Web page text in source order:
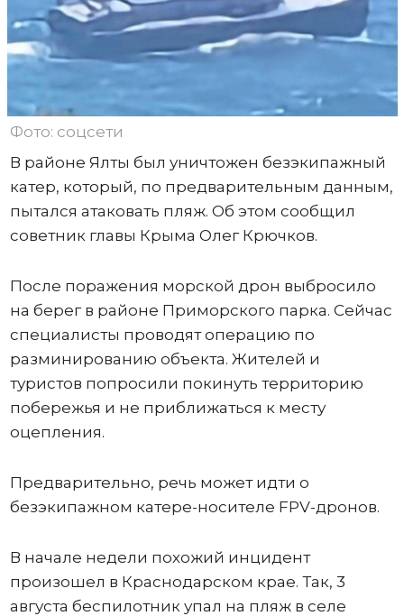
Фото: соцсети
В районе Ялты был уничтожен безэкипажный
катер, который, по предварительным данным,
пытался атаковать пляж. Об этом сообщил
советник главы Крыма Олег Крючков.
После поражения морской дрон выбросило
на берег в районе Приморского парка. Сейчас
специалисты проводят операцию по
разминированию объекта. Жителей и
туристов попросили покинуть территорию
побережья и не приближаться к месту
оцепления.
Предварительно, речь может идти о
безэкипажном катере-носителе FPV-дронов.
В начале недели похожий инцидент
произошел в Краснодарском крае. Так, 3
августа беспилотник упал на пляж в селе